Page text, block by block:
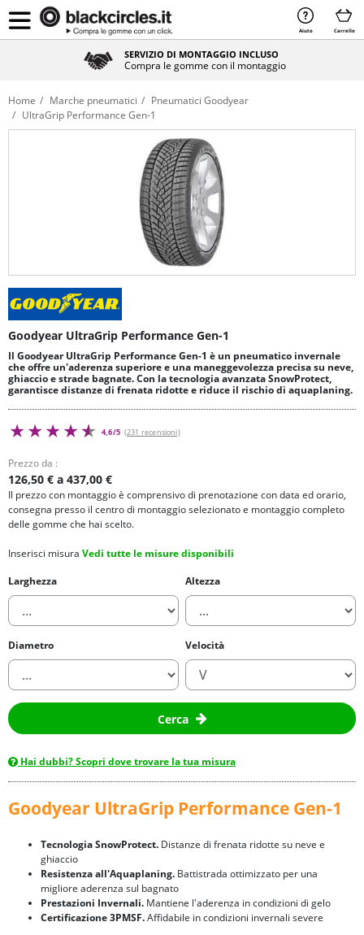
Aiuto Carrello
SERVIZIO DI MONTAGGIO INCLUSO
Compra le gomme con il montaggio
Home Marche pneumatici
Pneumatici Goodyear
UltraGrip Performance Gen-1
Goodyear UltraGrip Performance Gen-1
Il Goodyear UltraGrip Performance Gen-1 è un pneumatico invernale
che offre un'aderenza superiore e una maneggevolezza precisa su neve,
ghiaccio e strade bagnate. Con la tecnologia avanzata SnowProtect,
garantisce distanze di frenata ridotte e riduce il rischio di aquaplaning.
4,6/5 (231 recensioni)
Prezzo da :
126,50 € a 437,00 €
Il prezzo con montaggio è comprensivo di prenotazione con data ed orario,
consegna presso il centro di montaggio selezionato e montaggio completo
delle gomme che hai scelto.
Inserisci misura Vedi tutte le misure disponibili
Larghezza
Altezza
Diametro Velocità
Cerca
Hai dubbi? Scopri dove trovare la tua misura
Goodyear UltraGrip Performance Gen-1
Tecnologia SnowProtect. Distanze di frenata ridotte su neve e
ghiaccio
Resistenza all'Aquaplaning. Battistrada ottimizzato per una
migliore aderenza sul bagnato
Prestazioni Invernali. Mantiene l'aderenza in condizioni di gelo
Certificazione 3PMSF.Affidabile in condizioni invernali severe